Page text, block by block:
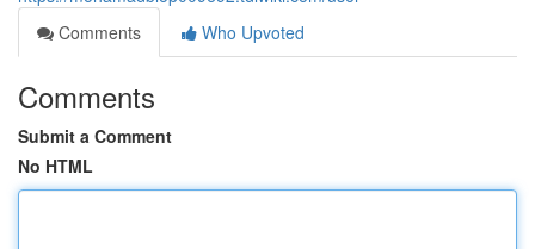
Comments
Who Upvoted
Comments
Submit a Comment
No HTML